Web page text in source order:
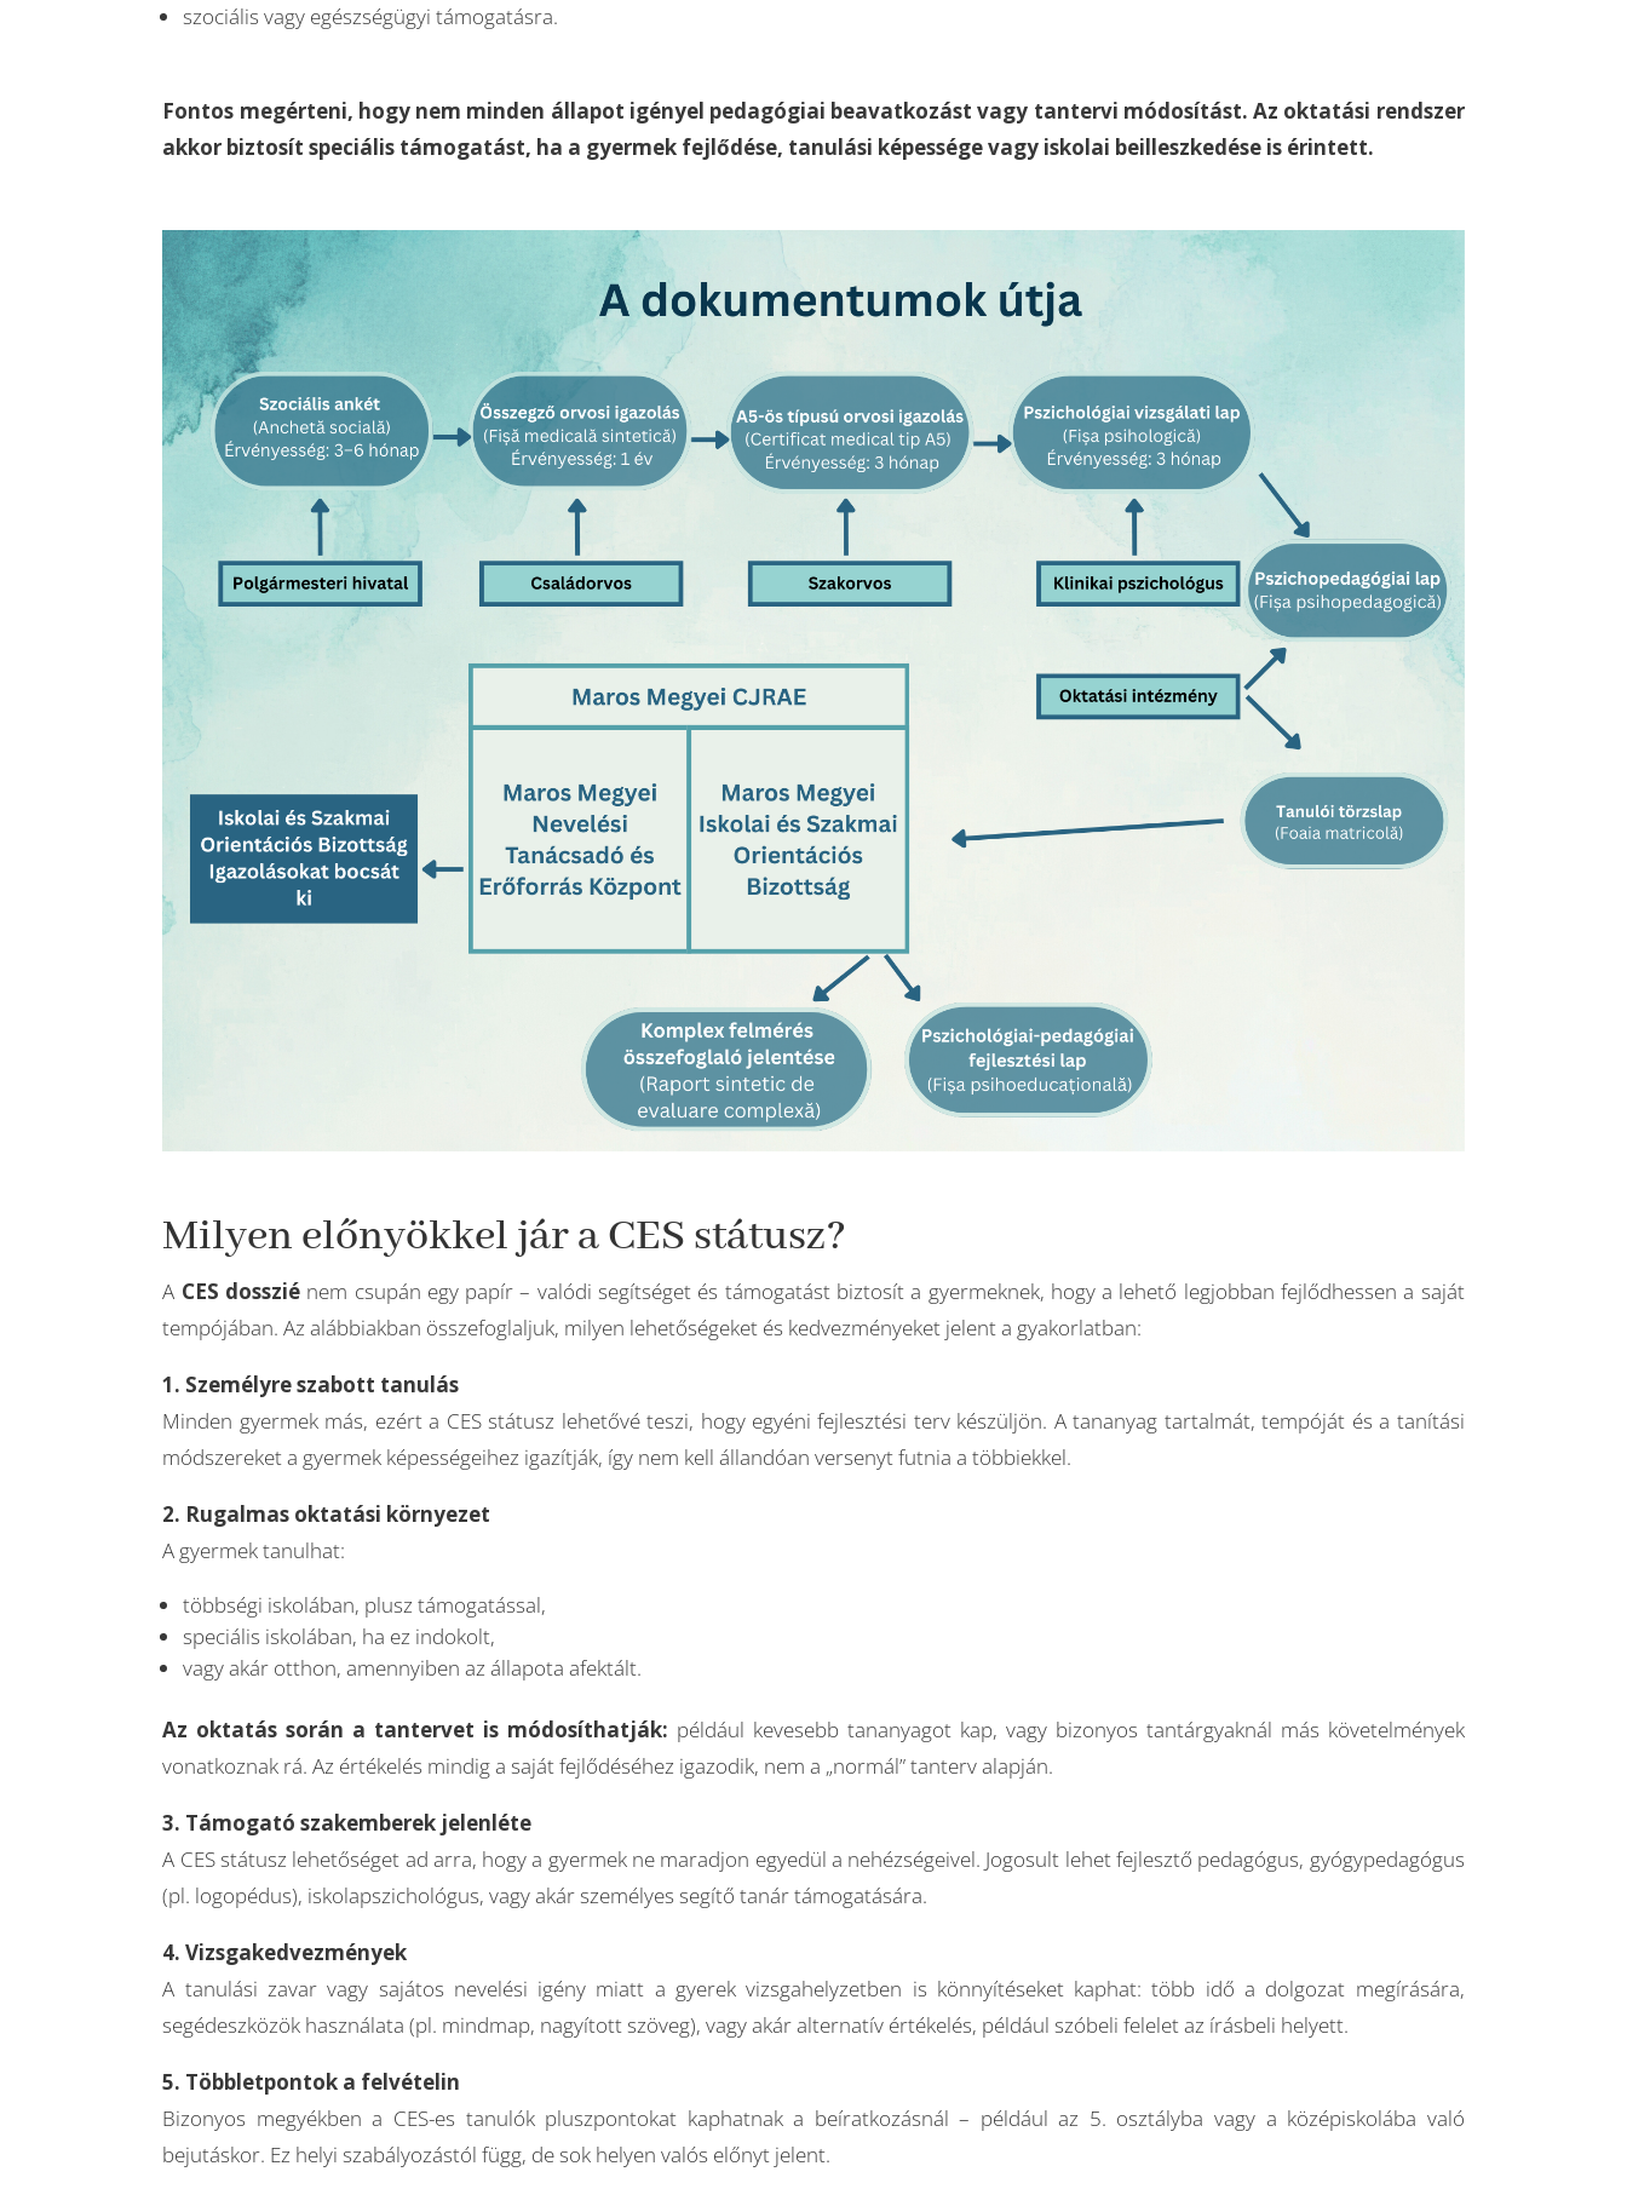
szociális vagy egészségügyi támogatásra.
Fontos megérteni, hogy nem minden állapot igényel pedagógiai beavatkozást vagy tantervi módosítást. Az oktatási rendszer
akkor biztosít speciális támogatást, ha a gyermek fejlődése, tanulási képessége vagy iskolai beilleszkedése is érintett.
Milyen előnyökkel jár a CES státusz?
A CES dosszié nem csupán egy papír – valódi segítséget és támogatást biztosít a gyermeknek, hogy a lehető legjobban fejlődhessen a saját
tempójában. Az alábbiakban összefoglaljuk, milyen lehetőségeket és kedvezményeket jelent a gyakorlatban:
1. Személyre szabott tanulás
Minden gyermek más, ezért a CES státusz lehetővé teszi, hogy egyéni fejlesztési terv készüljön. A tananyag tartalmát, tempóját és a tanítási
módszereket a gyermek képességeihez igazítják, így nem kell állandóan versenyt futnia a többiekkel.
2. Rugalmas oktatási környezet
A gyermek tanulhat:
többségi iskolában, plusz támogatással,
speciális iskolában, ha ez indokolt,
vagy akár otthon, amennyiben az állapota afektált.
Az oktatás során a tantervet is módosíthatják: például kevesebb tananyagot kap, vagy bizonyos tantárgyaknál más követelmények
vonatkoznak rá. Az értékelés mindig a saját fejlődéséhez igazodik, nem a „normál” tanterv alapján.
3. Támogató szakemberek jelenléte
A CES státusz lehetőséget ad arra, hogy a gyermek ne maradjon egyedül a nehézségeivel. Jogosult lehet fejlesztő pedagógus, gyógypedagógus
(pl. logopédus), iskolapszichológus, vagy akár személyes segítő tanár támogatására.
4. Vizsgakedvezmények
A tanulási zavar vagy sajátos nevelési igény miatt a gyerek vizsgahelyzetben is könnyítéseket kaphat: több idő a dolgozat megírására,
segédeszközök használata (pl. mindmap, nagyított szöveg), vagy akár alternatív értékelés, például szóbeli felelet az írásbeli helyett.
5. Többletpontok a felvételin
Bizonyos megyékben a CES-es tanulók pluszpontokat kaphatnak a beíratkozásnál – például az 5. osztályba vagy a középiskolába való
bejutáskor. Ez helyi szabályozástól függ, de sok helyen valós előnyt jelent.